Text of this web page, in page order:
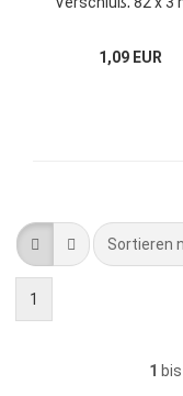
1,09 EUR
Sortieren
Sortieren
1
1 bis